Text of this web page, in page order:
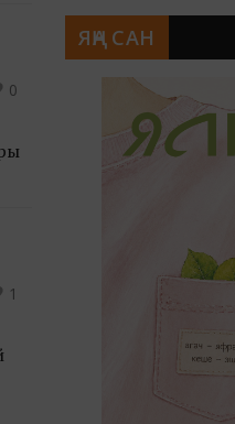
0
1
ЯҢА САН